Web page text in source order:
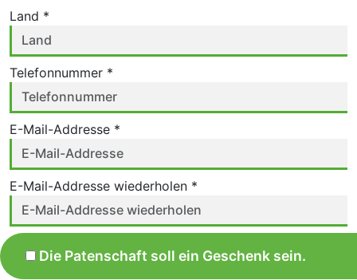
Land *
Telefonnummer *
E-Mail-Addresse *
E-Mail-Addresse wiederholen *
Die Patenschaft soll ein Geschenk sein.